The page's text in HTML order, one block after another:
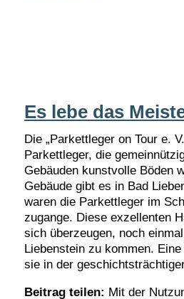
Es lebe das
Die „Parkettleger on Tour e.
Parkettleger, die
Gebäuden kunstvolle Böden
Gebäude gibt es in Bad
waren die Parkettleger im
zugange. Diese exzellenten
sich überzeugen, noch
Liebenstein zu kommen.
sie in der
Beitrag teilen: Mit der